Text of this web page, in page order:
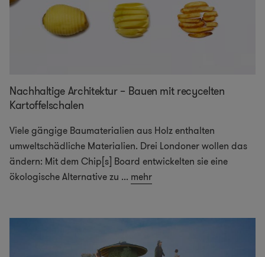
Nachhaltige Architektur – Bauen mit recycelten
Kartoffelschalen
Viele gängige Baumaterialien aus Holz enthalten
umweltschädliche Materialien. Drei Londoner wollen das
ändern: Mit dem Chip[s] Board entwickelten sie eine
ökologische Alternative zu ... mehr